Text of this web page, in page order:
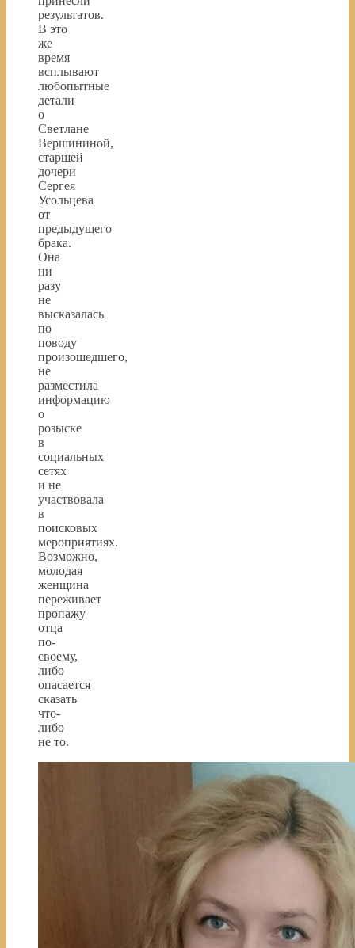
результатов.
В это
же
время
всплывают
любопытные
детали
о
Светлане
Вершининой,
старшей
дочери
Сергея
Усольцева
от
предыдущего
брака.
Она
ни
разу
не
высказалась
по
поводу
произошедшего,
не
разместила
информацию
о
розыске
в
социальных
сетях
и не
участвовала
в
поисковых
мероприятиях.
Возможно,
молодая
женщина
переживает
пропажу
отца
по-
своему,
либо
опасается
сказать
что-
либо
не то.